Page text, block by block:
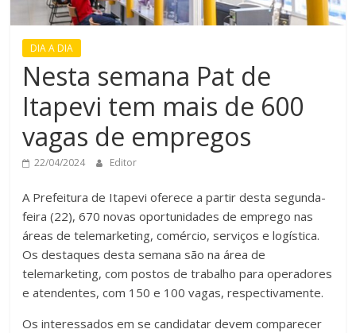
DIA A DIA
Nesta semana Pat de
Itapevi tem mais de 600
vagas de empregos
22/04/2024 Editor
A Prefeitura de Itapevi oferece a partir desta segunda-
feira (22), 670 novas oportunidades de emprego nas
áreas de telemarketing, comércio, serviços e logística.
Os destaques desta semana são na área de
telemarketing, com postos de trabalho para operadores
e atendentes, com 150 e 100 vagas, respectivamente.
Os interessados em se candidatar devem comparecer